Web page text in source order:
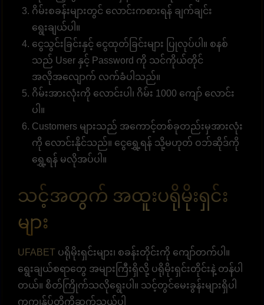
ဂိမ်းစခန်းများတွင် လောင်းကစားရန် ချက်ချင်း
ရွေးချယ်ပါ။
ငွေသွင်းခြင်းနှင့် ငွေထုတ်ခြင်းများ ပြုလုပ်ပါ။ စနစ်
သည် User နှင့် Password ကို သင်ကိုယ်တိုင်
အလိုအလျောက် လက်ခံပါသည်။
ဂိမ်းအားလုံးကို လောင်းပါ၊ ဂိမ်း 1000 ကျော် လောင်း
ပါ။
Customers များသည် အကောင့်တစ်ခုတည်းမှအားလုံး
ကို လောင်းနိုင်သည်။ ငွေရွှေ့ရန် သို့မဟုတ် ဝဘ်ဆိုဒ်ကို
ရွှေ့ရန် မလိုအပ်ပါ။
သင့်အတွက် အထူးပရိုမိုးရှင်း
များ
UFABET ပရိုမိုးရှင်းများ၊ စခန်းတိုင်းကို ကျော်တက်ပါ။
ရွေးချယ်စရာတွေ အများကြီးရှိလို့ ပရိုမိုးရှင်းတိုင်းနဲ့ တန်ပါ
တယ်။ စိတ်ကြိုက်သလိုရွေးပါ။ သင့်တွင်မေးခွန်းများရှိပါ
ကကျွန်ုပ်တို့ကိုဆက်သွယ်ပါ